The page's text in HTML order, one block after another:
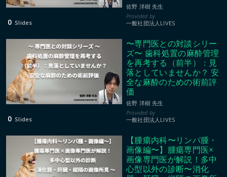
00:50:45 佐野 洋樹 先生
一般社団法人LIVES
0 Slides
00:35:26
〜専門医との対談シリー
ズ〜 歯科処置の麻酔管理
を再考する（前半）：見
落としていませんか？ 安
全な麻酔のための術前評
価
佐野 洋樹 先生
一般社団法人LIVES
0 Slides
【腫瘍内科〜リンパ腫・
画像編〜】腫瘍専門医×
画像専門医が解説！多中
心型以外の診断〜消化